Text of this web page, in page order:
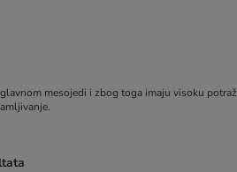
mesojedi i zbog toga imaju visoku